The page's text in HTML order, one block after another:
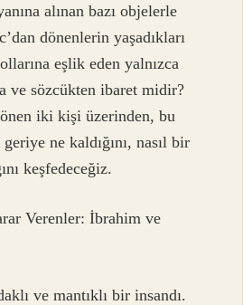
alınan bazı objelerle
dönenlerin yaşadıkları
eşlik eden yalnızca
ve sözcükten ibaret midir?
iki kişi üzerinden, bu
ne kaldığını, nasıl bir
keşfedeceğiz.
Verenler: İbrahim ve
ve mantıklı bir insandı.